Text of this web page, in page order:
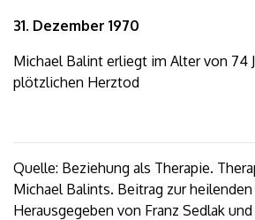
31. Dezember 1970
Michael Balint erliegt im Alter von 74
plötzlichen Herztod
Quelle: Beziehung als Therapie.
Michael Balints. Beitrag zur
Herausgegeben von Franz Sedlak